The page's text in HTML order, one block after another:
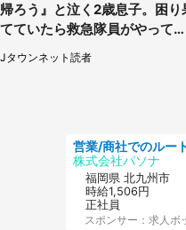
帰ろう』と泣く2歳息子。困り
てていたら救急隊員がやってき
て...」（大阪府・50代女性）
Jタウンネット読者
株式会社パソナ
福岡県 北九州市
時給1,506円
正社員
スポンサー：求人ボ